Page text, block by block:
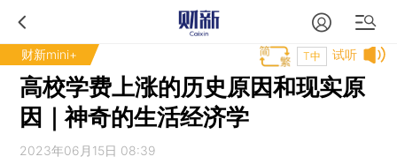
财新mini+ 试听
T中
高校学费上涨的历史原因和现实原
因｜神奇的生活经济学
2023年06月15日 08:39